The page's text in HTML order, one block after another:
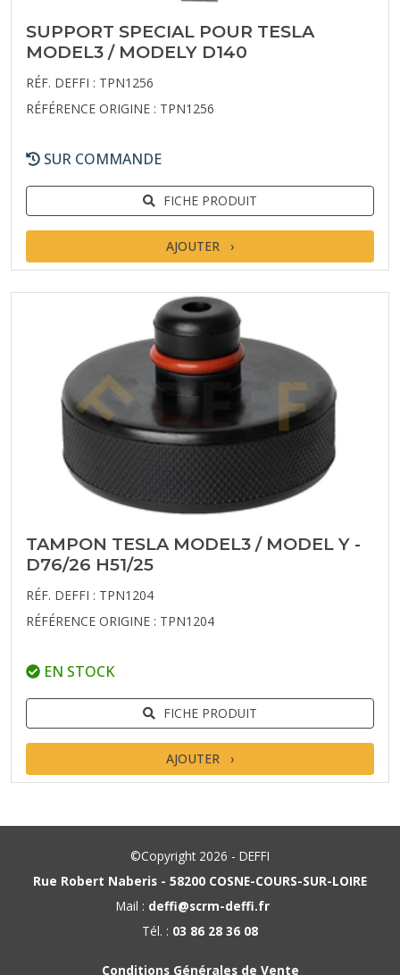
SUPPORT SPECIAL POUR TESLA
MODEL3 / MODELY D140
RÉF. DEFFI : TPN1256
RÉFÉRENCE ORIGINE : TPN1256
SUR COMMANDE
FICHE PRODUIT
AJOUTER
TAMPON TESLA MODEL3 / MODEL Y -
D76/26 H51/25
RÉF. DEFFI : TPN1204
RÉFÉRENCE ORIGINE : TPN1204
EN STOCK
FICHE PRODUIT
AJOUTER
©Copyright 2026 - DEFFI
Rue Robert Naberis - 58200 COSNE-COURS-SUR-LOIRE
Mail : deffi@scrm-deffi.fr
Tél. : 03 86 28 36 08
Conditions Générales de Vente